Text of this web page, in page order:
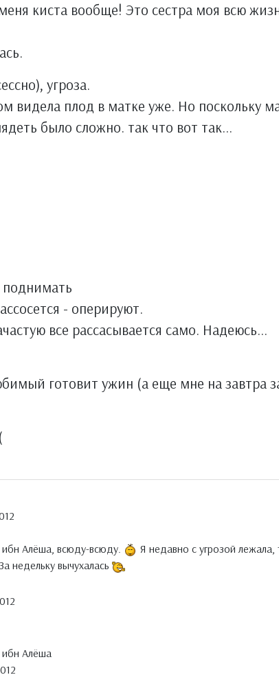
киста вообще! Это сестра моя всю
угроза.
видела плод в матке уже. Но поскольку
было сложно. так что вот так...
поднимать
- оперируют.
все рассасывается само. Надеюсь...
готовит ужин (а еще мне на завтра
ибн Алёша, всюду-всюду.
Я недавно с угрозой лежала,
недельку вычухалась
ибн Алёша